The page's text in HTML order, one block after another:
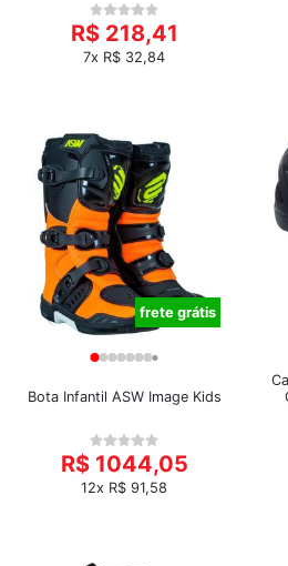
R$ 218,41
7x R$ 32,84
frete grátis
Bota Infantil ASW Image Kids
R$ 1044,05
12x R$ 91,58